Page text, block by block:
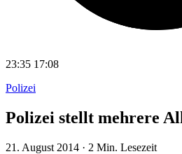
23:35 17:08
Polizei
Polizei stellt mehrere
21. August 2014 · 2 Min. Lesezeit